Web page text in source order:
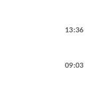
13:36
09:03